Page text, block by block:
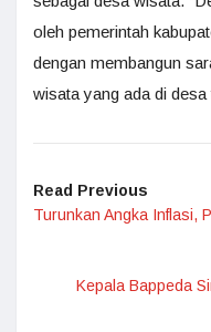
oleh pemerintah
dengan membangun
wisata yang ada di desa
Read Previous
Turunkan Angka Inflasi,
Kepala Bappeda